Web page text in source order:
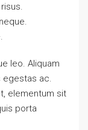
leo. Aliquam
egestas ac.
elementum sit
porta